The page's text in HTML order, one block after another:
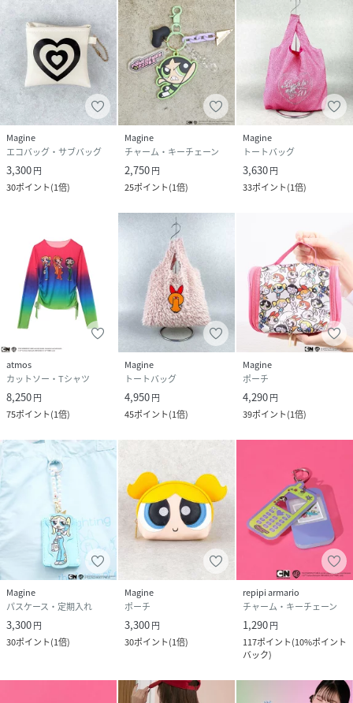
Magine
エコバッグ・サブバッグ
3,300円
30ポイント(1倍)
Magine
チャーム・キーチェーン
2,750円
25ポイント(1倍)
Magine
トートバッグ
3,630円
33ポイント(1倍)
atmos
カットソー・Tシャツ
8,250円
75ポイント(1倍)
Magine
トートバッグ
4,950円
45ポイント(1倍)
Magine
ポーチ
4,290円
39ポイント(1倍)
Magine
パスケース・定期入れ
3,300円
30ポイント(1倍)
Magine
ポーチ
3,300円
30ポイント(1倍)
repipi armario
チャーム・キーチェーン
1,290円
117ポイント(10%ポイント
バック)